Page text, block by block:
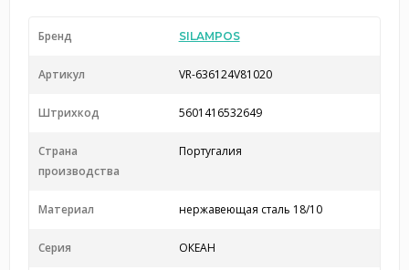
Бренд SILAMPOS
Артикул VR-636124V81020
Штрихкод 5601416532649
Страна
производства
Португалия
Материал нержавеющая сталь 18/10
Серия ОКЕАН